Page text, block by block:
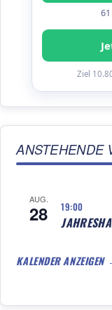
Ziel
ANSTEHENDE
AUG.
28 19:00
KALENDER ANZEIGEN